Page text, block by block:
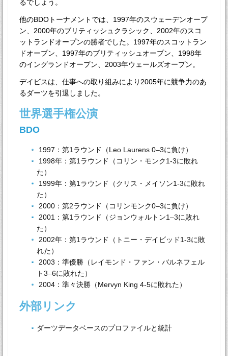
るでしょう。
他のBDOトーナメントでは、1997年のスウェーデンオープ
ン、2000年のブリティッシュクラシック、2002年のスコ
ットランドオープンの勝者でした。1997年のスコットラン
ドオープン、1997年のブリティッシュオープン、1998年
のイングランドオープン、2003年ウェールズオープン。
デイビスは、仕事への取り組みにより2005年に競争力のあ
るダーツを引退しました。
世界選手権公演
BDO
1997：第1ラウンド（Leo Laurens 0–3に負け）
1998年：第1ラウンド（コリン・モンク1-3に敗れ
た）
1999年：第1ラウンド（クリス・メイソン1-3に敗れ
た）
2000：第2ラウンド（コリンモンク0–3に負け）
2001：第1ラウンド（ジョンウォルトン1–3に敗れ
た）
2002年：第1ラウンド（トニー・デイビッド1-3に敗
れた）
2003：準優勝（レイモンド・ファン・バルネフェル
ト3–6に敗れた）
2004：準々決勝（Mervyn King 4-5に敗れた）
外部リンク
ダーツデータベースのプロファイルと統計